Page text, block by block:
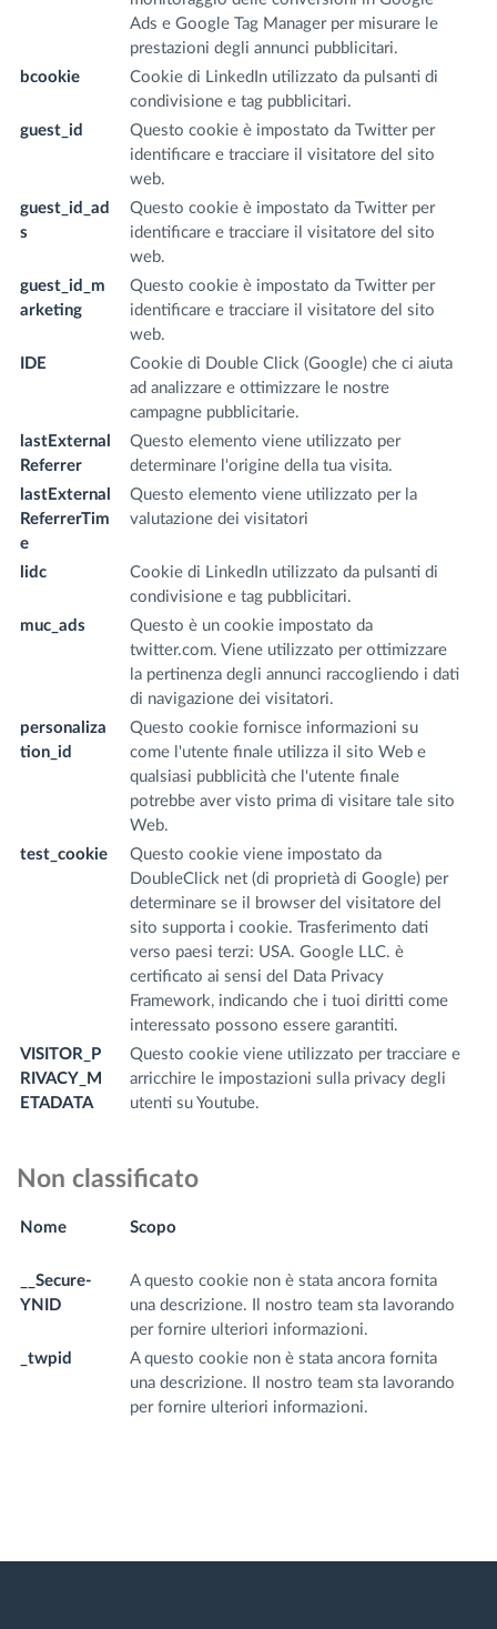
Ads e Google Tag Manager per misurare le
prestazioni degli annunci pubblicitari.
bcookie
Cookie di LinkedIn utilizzato da pulsanti di
condivisione e tag pubblicitari.
guest_id
Questo cookie è impostato da Twitter per
identificare e tracciare il visitatore del sito
web.
guest_id_ad
s
Questo cookie è impostato da Twitter per
identificare e tracciare il visitatore del sito
web.
guest_id_m
arketing
Questo cookie è impostato da Twitter per
identificare e tracciare il visitatore del sito
web.
IDE
Cookie di Double Click (Google) che ci aiuta
ad analizzare e ottimizzare le nostre
campagne pubblicitarie.
lastExternal
Referrer
Questo elemento viene utilizzato per
determinare l'origine della tua visita.
lastExternal
ReferrerTim
e
Questo elemento viene utilizzato per la
valutazione dei visitatori
lidc
Cookie di LinkedIn utilizzato da pulsanti di
condivisione e tag pubblicitari.
muc_ads
Questo è un cookie impostato da
twitter.com. Viene utilizzato per ottimizzare
la pertinenza degli annunci raccogliendo i dati
di navigazione dei visitatori.
personaliza
tion_id
Questo cookie fornisce informazioni su
come l'utente finale utilizza il sito Web e
qualsiasi pubblicità che l'utente finale
potrebbe aver visto prima di visitare tale sito
Web.
test_cookie
Questo cookie viene impostato da
DoubleClick net (di proprietà di Google) per
determinare se il browser del visitatore del
sito supporta i cookie. Trasferimento dati
verso paesi terzi: USA. Google LLC. è
certificato ai sensi del Data Privacy
Framework, indicando che i tuoi diritti come
interessato possono essere garantiti.
VISITOR_P
RIVACY_M
ETADATA
Questo cookie viene utilizzato per tracciare e
arricchire le impostazioni sulla privacy degli
utenti su Youtube.
Non classificato
Nome Scopo
__Secure-
YNID
A questo cookie non è stata ancora fornita
una descrizione. Il nostro team sta lavorando
per fornire ulteriori informazioni.
_twpid
A questo cookie non è stata ancora fornita
una descrizione. Il nostro team sta lavorando
per fornire ulteriori informazioni.